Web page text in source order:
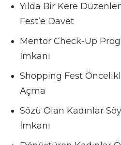
Yılda Bir Kere
Fest’e Davet
Mentor Check-Up
İmkanı
Shopping Fest
Açma
Sözü Olan Kadınlar
İmkanı